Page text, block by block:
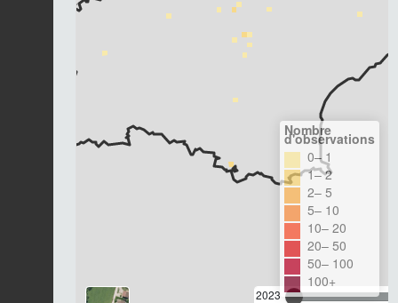
2023
Nombre
d'observations
0– 1
1– 2
2– 5
5– 10
10– 20
20– 50
50– 100
100+